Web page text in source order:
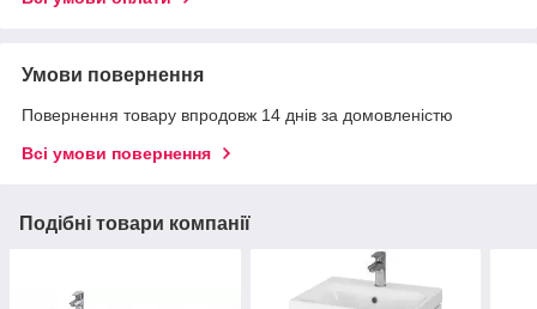
Умови повернення
Повернення товару впродовж 14 днів за домовленістю
Всі умови повернення
Подібні товари компанії